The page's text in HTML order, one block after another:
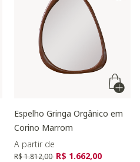
Espelho Gringa Orgânico em
Corino Marrom
A partir de
Preço reduzido de
R$ 1.812,00 para
R$ 1.662,00